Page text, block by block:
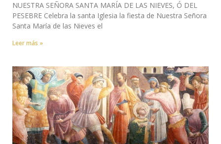
NUESTRA SEÑORA SANTA MARÍA DE LAS NIEVES, Ó DEL
PESEBRE Celebra la santa Iglesia la fiesta de Nuestra Señora
Santa María de las Nieves el
Leer más »